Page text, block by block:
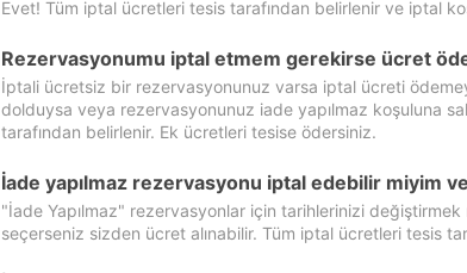
Evet! Tüm iptal ücretleri tesis tarafından belirlenir ve iptal
Rezervasyonumu iptal etmem gerekirse ücret
İptali ücretsiz bir rezervasyonunuz varsa iptal ücreti
dolduysa veya rezervasyonunuz iade yapılmaz koşuluna
tarafından belirlenir. Ek ücretleri tesise ödersiniz.
İade yapılmaz rezervasyonu iptal edebilir miyim
"İade Yapılmaz" rezervasyonlar için tarihlerinizi
seçerseniz sizden ücret alınabilir. Tüm iptal ücretleri tesis